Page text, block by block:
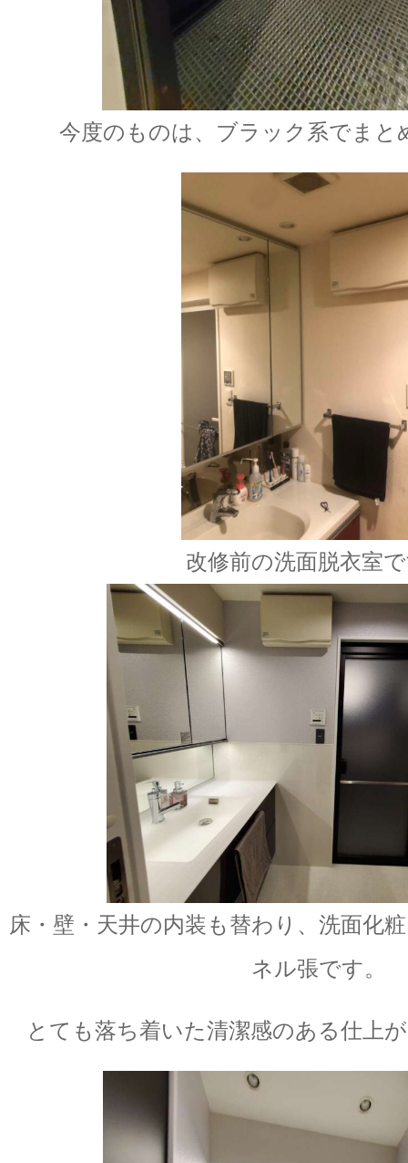
今度のものは、ブラック系でまと
改修前の洗面脱衣室
床・壁・天井の内装も替わり、洗面化
ネル張です。
とても落ち着いた清潔感のある仕上